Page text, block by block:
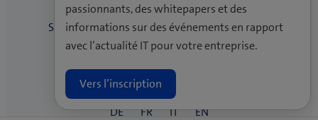
passionnants, des whitepapers et des
informations sur des événements en rapport
avec l’actualité IT pour votre entreprise.
Vers l’inscription